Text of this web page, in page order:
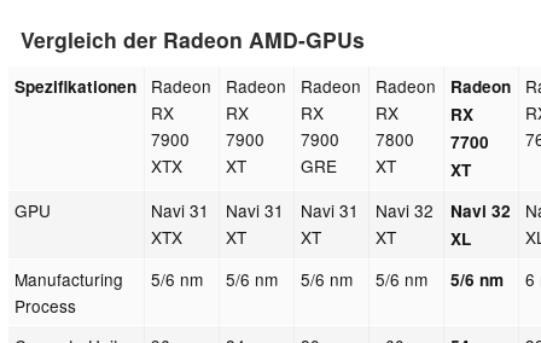
Vergleich der Radeon AMD-GPUs
Spezifikationen
Radeon
RX
7900
XTX
Radeon
RX
7900
XT
Radeon
RX
7900
GRE
Radeon
RX
7800
XT
Radeon
RX
7700
XT
GPU
Navi 31
XTX
Navi 31
XT
Navi 31
XT
Navi 32
XT
Navi 32
XL
Manufacturing
Process
5/6 nm 5/6 nm 5/6 nm 5/6 nm 5/6 nm 6